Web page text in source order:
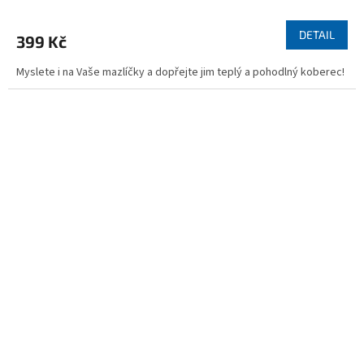
je
z
5
399 Kč DETAIL
Myslete i na Vaše mazlíčky a dopřejte jim teplý a pohodlný koberec!